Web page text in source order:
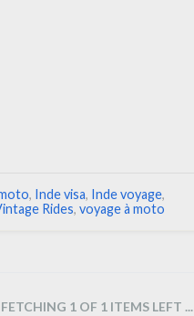
, Inde visa, Inde voyage,
Rides, voyage à moto
FETCHING 1 OF 1 ITEMS LEFT ...